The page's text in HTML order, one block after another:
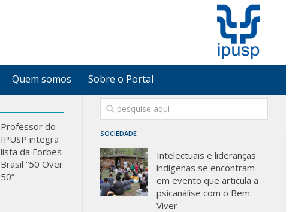
Quem somos Sobre o Portal
SOCIEDADE
Intelectuais e lideranças
indígenas se encontram
em evento que articula a
psicanálise com o Bem
Viver
Professor do
IPUSP integra
lista da Forbes
Brasil “50 Over
50”